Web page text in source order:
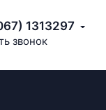
1313297
звонок